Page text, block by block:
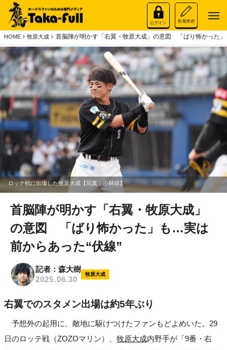
HOME 牧原大成 首脳陣が明かす「右翼・牧原大成」の意図 「ばり怖かった
ロッテ戦に出場した牧原大成【写真：小林靖】
首脳陣が明かす「右翼・牧原大成」
の意図 「ばり怖かった」も…実は
前からあった“伏線”
記者：森大樹
2025.06.30
牧原大成
右翼でのスタメン出場は約5年ぶり
予想外の起用に、敵地に駆けつけたファンもどよめいた。29
日のロッテ戦（ZOZOマリン）、 牧原大成内野手が「9番・右